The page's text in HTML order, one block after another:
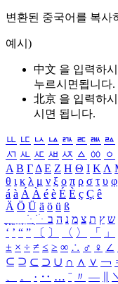
변환된 중국어를 복사
예시)
中文 을 입력하
누르시면됩니다.
北京 을 입력하
시면 됩니다.
ㅥ ㅦ ㅧ ㅨ ㅩ ㅪ ㅫ ㅬ
ㅺ ㅻ ㅼ ㅽ ㅾ ㅿ ㆀ ㆁ
Α Β ΓΔ Ε Ζ Η Θ Ι ΚΛ
θ ι κ λ μ ν ξ ο π ρ σ τ υ φ
á à Á À é è É È ç Ç ê
Ä Ö Ü ä ö ü ß
ִֶֹ ֻּ ׁׂ ש ץ ת צ מ נ ה ב
‘ ’ “ ” 〔 〕 〈 〉 「 」
± × ÷ ≠ ≤ ≥ ∞ ∴ ♂ ♀ ∠
⊆ ⊇ ⊂ ⊃ ∪ ∩ ∧ ∨ ￢
、
。 · ‥ … ¨ 〃 ―